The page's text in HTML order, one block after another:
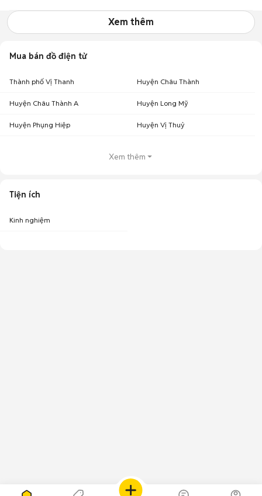
Xem thêm
Mua bán đồ điện tử
Thành phố Vị Thanh Huyện Châu Thành
Huyện Châu Thành A Huyện Long Mỹ
Huyện Phụng Hiệp Huyện Vị Thuỷ
Xem thêm
Tiện ích
Kinh nghiệm